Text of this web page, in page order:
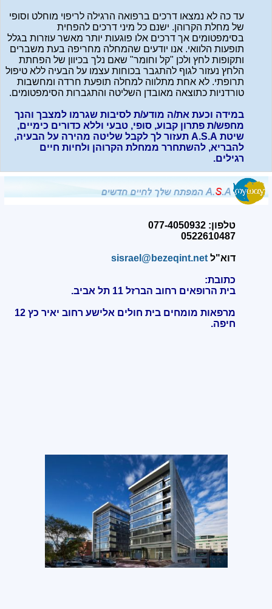
עד כה לא נמצאו דרכים ברפואה הרגילה לריפוי מוחלט וסופי
של מחלת הקרוהן. ישנם כל מיני דרכים להפחית
בסימפטומים אך דרכים אלו פוגעות יותר מאשר עוזרות בגלל
תופעות הלוואי. אנו יודעים שהמחלה מחריפה בעת משברים
ותקופות לחץ ולכן "קל וחומר" שאם נלך בכיוון של הפחתת
הלחץ נעזור לגוף להתגבר בכוחות עצמו על הבעיה ללא טיפול
תרופתי. לא אחת מתלווה למחלה תופעת חרדה ומחשבות
טורדניות כתוצאה מאובדן השליטה והתגברות הסימפטומים.
במידה וכעת את/ה מודע/ת לסיבות שגרמו למצבך והנך
מחפש/ת פתרון קבוע, סופי, טבעי וללא כדורים כימיים,
שיטת A.S.A תעזור לך לקבל שליטה מהירה על הבעיה,
להבריא, להשתחרר ממחלת הקרוהן ולחיות חיים
רגילים.
טלפון: 077-4050932
0522610487
דוא"לsisrael@bezeqint.net
כתובת:
בית הרופאים רחוב הברזל 11 תל אביב.
מרפאות מומחים בית חולים אלישע רחוב יאיר כץ 12
חיפה.